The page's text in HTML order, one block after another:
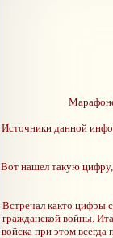
Источники данной
Вот нашел такую
Встречал както цифры
гражданской войны.
войска при этом